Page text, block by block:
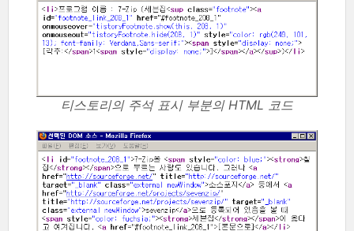
티스토리의 주석 표시 부분의 HTML 코드